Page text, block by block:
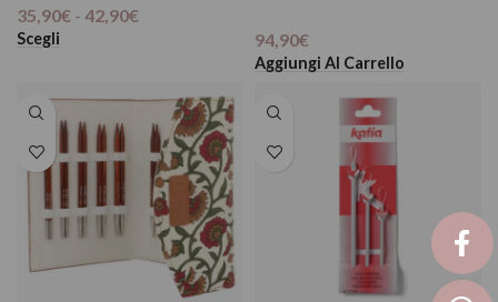
35,90€ - 42,90€
Scegli 94,90€
Aggiungi Al Carrello